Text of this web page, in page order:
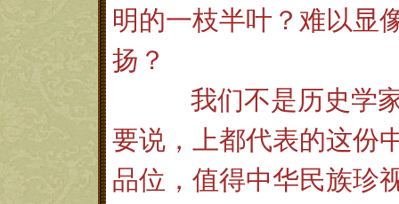
明的一枝半叶？难以显
扬？
我们不是历史学
要说，上都代表的这份
品位，值得中华民族珍